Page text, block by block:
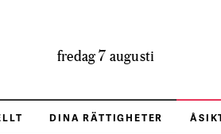
fredag 7 augusti
DINA RÄTTIGHETER